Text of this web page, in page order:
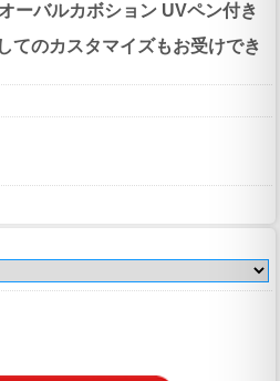
ーバルカボション UVペン付き
てのカスタマイズもお受けでき